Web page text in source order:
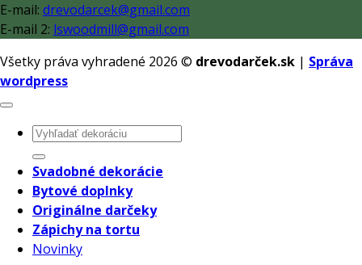
E-mail: drevodarcek@gmail.com
E-mail 2: lswoodmill@gmail.com
Všetky práva vyhradené 2026 © drevodarček.sk | Správa
wordpress
Hľadať:
Svadobné dekorácie
Bytové doplnky
Originálne darčeky
Zápichy na tortu
Novinky